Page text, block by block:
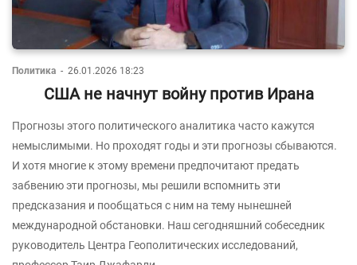
Политика - 26.01.2026 18:23
США не начнут войну против Ирана
Прогнозы этого политического аналитика часто кажутся
немыслимыми. Но проходят годы и эти прогнозы сбываются.
И хотя многие к этому времени предпочитают предать
забвению эти прогнозы, мы решили вспомнить эти
предсказания и пообщаться с ним на тему нынешней
международной обстановки. Наш сегодняшний собеседник
руководитель Центра Геополитических исследований,